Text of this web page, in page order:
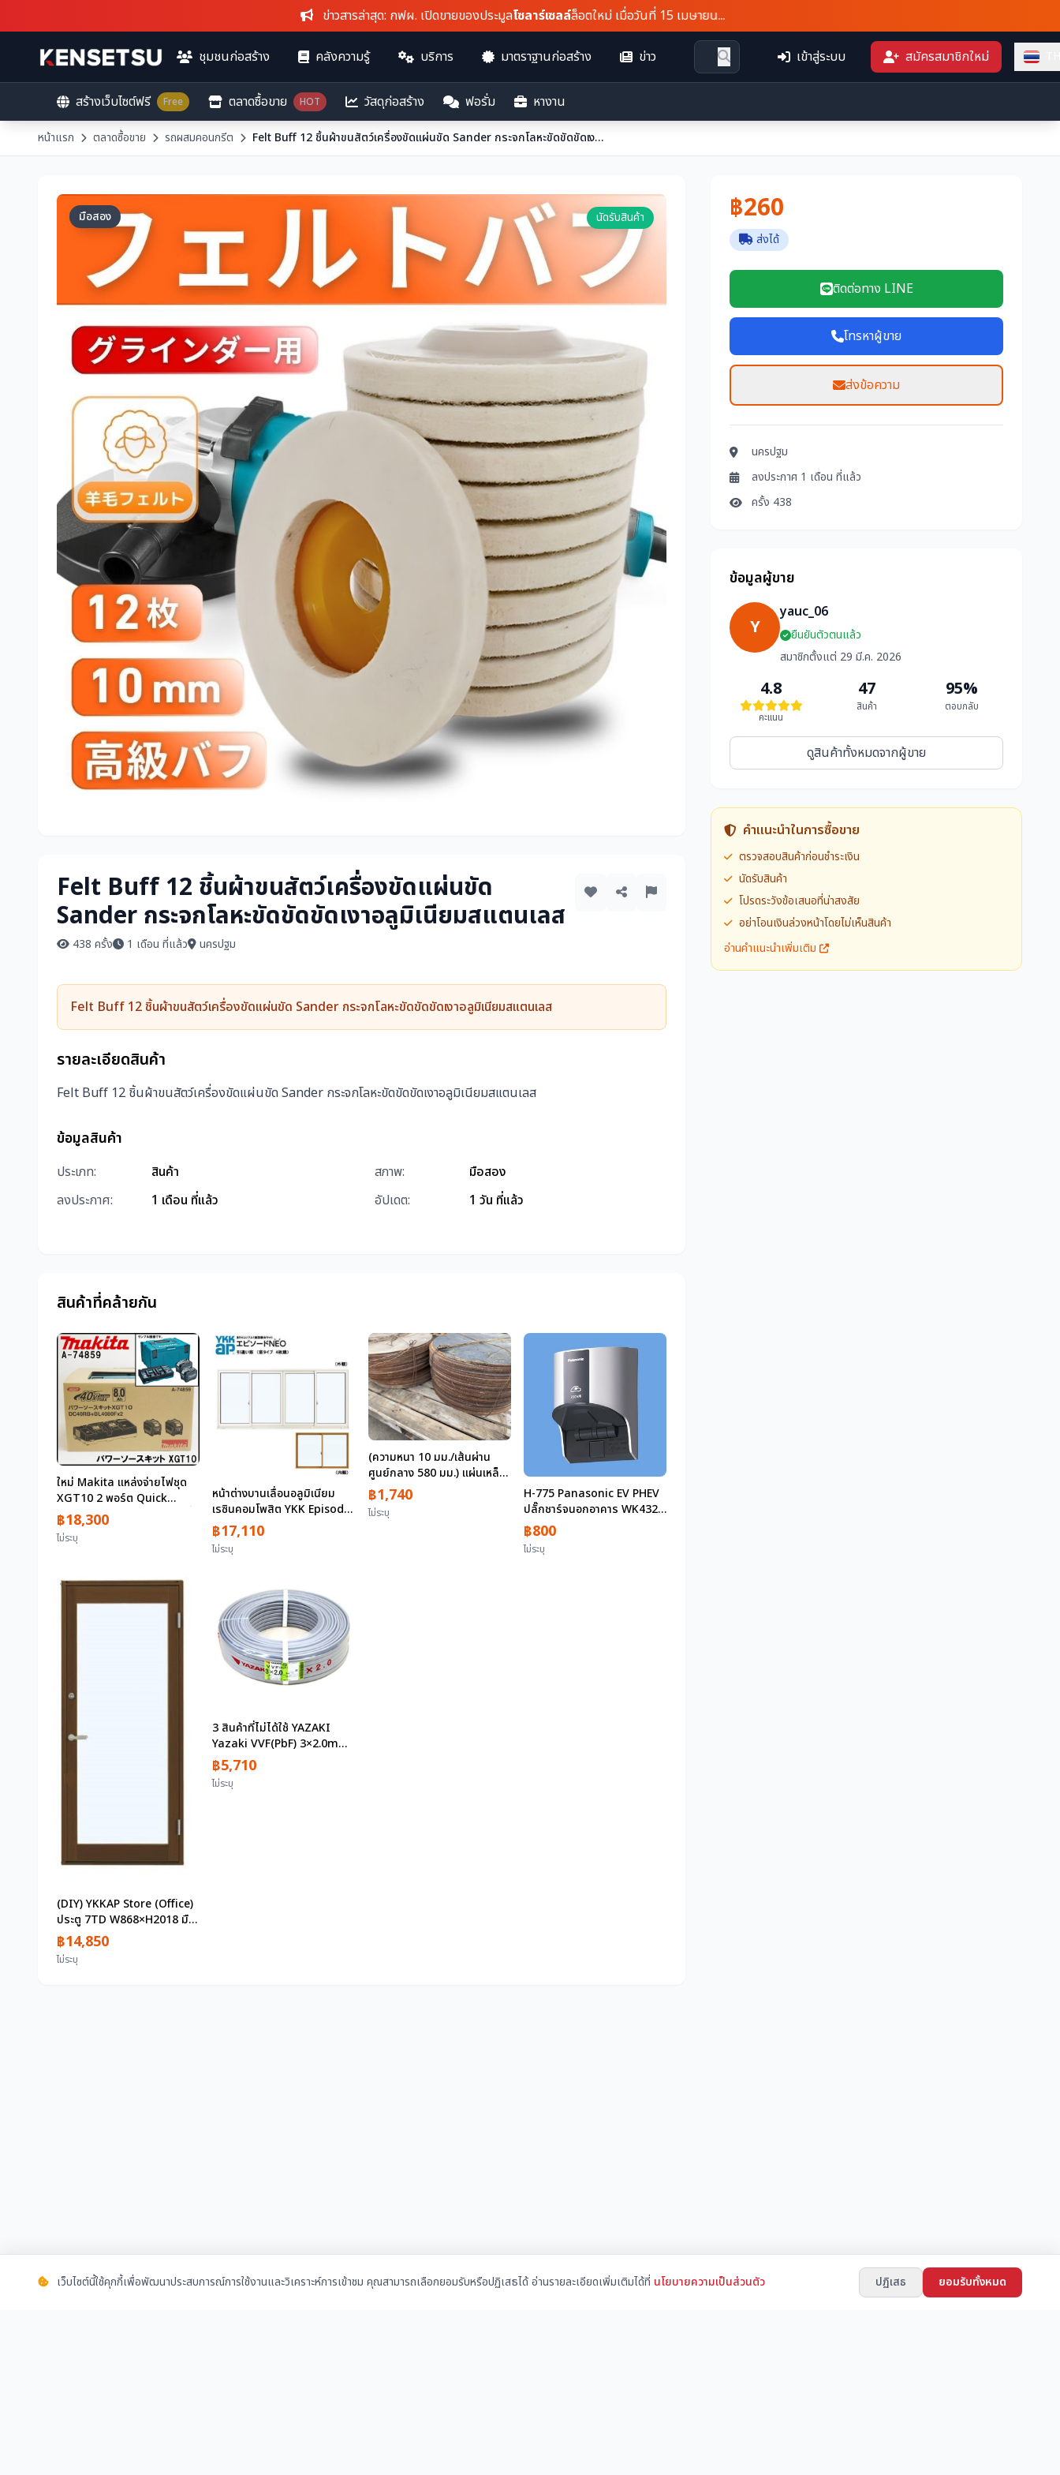
ข่าวสารล่าสุด: กฟผ. เปิดขายของประมูลโซลาร์เซลล์ล็อตใหม่ เมื่อวันที่ 15 เมษายน...
ชุมชนก่อสร้าง คลังความรู้ บริการ มาตราฐานก่อสร้าง ข่าว เข้าสู่ระบบ สมัครสมาชิกใหม่
สร้างเว็บไซต์ฟรี Free ตลาดซื้อขาย HOT วัสดุก่อสร้าง ฟอรั่ม หางาน
หน้าแรก ตลาดซื้อขาย รถผสมคอนกรีต Felt Buff 12 ชิ้นผ้าขนสัตว์เครื่องขัดแผ่นขัด Sander กระจกโลหะขัดขัดขัดเงาอลูมิเนียมสแตนเลส
มือสอง นัดรับสินค้า
Felt Buff 12 ชิ้นผ้าขนสัตว์เครื่องขัดแผ่นขัด
Sander กระจกโลหะขัดขัดขัดเงาอลูมิเนียมสแตนเลส
438 ครั้ง 1 เดือน ที่แล้ว นครปฐม
Felt Buff 12 ชิ้นผ้าขนสัตว์เครื่องขัดแผ่นขัด Sander กระจกโลหะขัดขัดขัดเงาอลูมิเนียมสแตนเลส
รายละเอียดสินค้า
Felt Buff 12 ชิ้นผ้าขนสัตว์เครื่องขัดแผ่นขัด Sander กระจกโลหะขัดขัดขัดเงาอลูมิเนียมสแตนเลส
ข้อมูลสินค้า
ประเภท: สินค้า สภาพ:
มือสอง
ลงประกาศ:
1 เดือน ที่แล้ว อัปเดต: 1 วัน ที่แล้ว
สินค้าที่คล้ายกัน
ใหม่ Makita แหล่งจ่ายไฟชุด
XGT10 2 พอร์ต Quick
Charger DC40RB แบตเตอรี่ลิ
เธียมไอออน BL4080F x 2 จุด
A-74859 40Vmax 8.0Ah
฿18,300
ไม่ระบุ
หน้าต่างบานเลื่อนอลูมิเนียม
เรซินคอมโพสิต YKK Episode
NEO W2370×H1170
(23311-4) อาคาร 4 แผงหลาย
ชั้น
฿17,110
ไม่ระบุ
(ความหนา 10 มม./เส้นผ่าน
ศูนย์กลาง 580 มม.) แผ่นเหล็ก
แผ่น 1 ชิ้นราคาต่อหน่วย
ประมาณ 19กก. 30ชิ้นอิบารากิ
฿1,740
ไม่ระบุ
H-775 Panasonic EV PHEV
ปลั๊กชาร์จนอกอาคาร WK4322
สำหรับ 200V
฿800
ไม่ระบุ
(DIY) YKKAP Store (Office)
ประตู 7TD W868×H2018 มือ
จับก้านโยก Single Plate
New
฿14,850
ไม่ระบุ
3 สินค้าที่ไม่ได้ใช้ YAZAKI
Yazaki VVF(PbF) 3×2.0mm
100m Black, White, Green
G line Electric wire อุปกรณ์
จ่ายไฟเครื่องมือ Cable วันที่
฿5,710
ไม่ระบุ
฿260
ส่งได้
ติดต่อทาง LINE
โทรหาผู้ขาย
ส่งข้อความ
นครปฐม
ลงประกาศ 1 เดือน ที่แล้ว
ครั้ง 438
ข้อมูลผู้ขาย
Y
yauc_06
ยืนยันตัวตนแล้ว
สมาชิกตั้งแต่ 29 มี.ค. 2026
4.8
คะแนน
47
สินค้า
95%
ตอบกลับ
ดูสินค้าทั้งหมดจากผู้ขาย
คำแนะนำในการซื้อขาย
ตรวจสอบสินค้าก่อนชำระเงิน
นัดรับสินค้า
โปรดระวังข้อเสนอที่น่าสงสัย
อย่าโอนเงินล่วงหน้าโดยไม่เห็นสินค้า
อ่านคำแนะนำเพิ่มเติม
เว็บไซต์นี้ใช้คุกกี้เพื่อพัฒนาประสบการณ์การใช้งานและวิเคราะห์การเข้าชม คุณสามารถเลือกยอมรับหรือปฏิเสธได้ อ่านรายละเอียดเพิ่มเติมได้ที่ นโยบายความเป็นส่วนตัว ปฏิเสธ ยอมรับทั้งหมด